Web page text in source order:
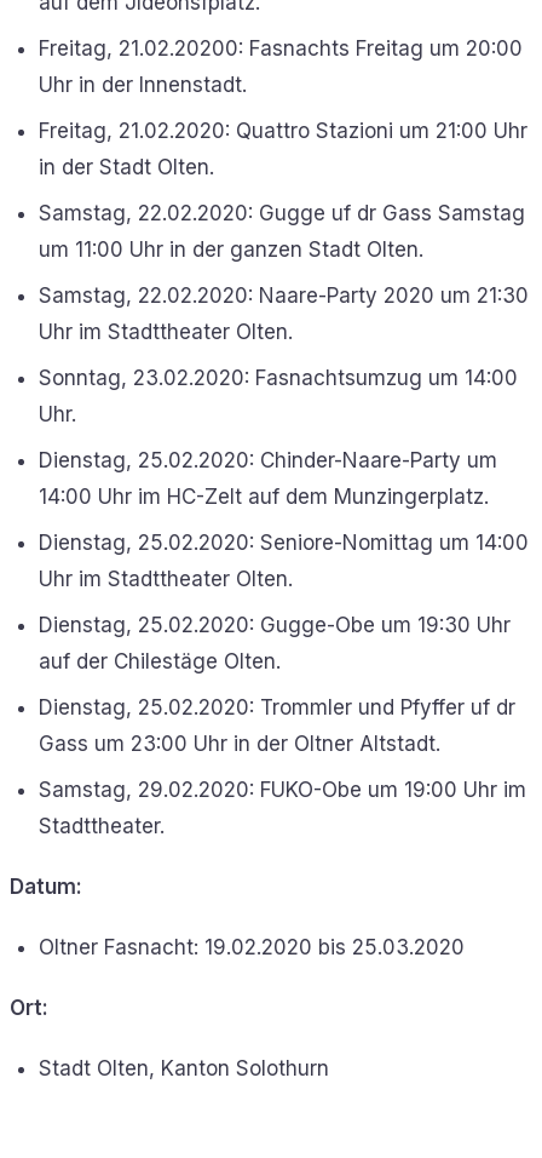
Freitag, 21.02.20200: Fasnachts Freitag um 20:00
Uhr in der Innenstadt.
Freitag, 21.02.2020: Quattro Stazioni um 21:00 Uhr
in der Stadt Olten.
Samstag, 22.02.2020: Gugge uf dr Gass Samstag
um 11:00 Uhr in der ganzen Stadt Olten.
Samstag, 22.02.2020: Naare-Party 2020 um 21:30
Uhr im Stadttheater Olten.
Sonntag, 23.02.2020: Fasnachtsumzug um 14:00
Uhr.
Dienstag, 25.02.2020: Chinder-Naare-Party um
14:00 Uhr im HC-Zelt auf dem Munzingerplatz.
Dienstag, 25.02.2020: Seniore-Nomittag um 14:00
Uhr im Stadttheater Olten.
Dienstag, 25.02.2020: Gugge-Obe um 19:30 Uhr
auf der Chilestäge Olten.
Dienstag, 25.02.2020: Trommler und Pfyffer uf dr
Gass um 23:00 Uhr in der Oltner Altstadt.
Samstag, 29.02.2020: FUKO-Obe um 19:00 Uhr im
Stadttheater.
Datum:
Oltner Fasnacht: 19.02.2020 bis 25.03.2020
Ort:
Stadt Olten, Kanton Solothurn